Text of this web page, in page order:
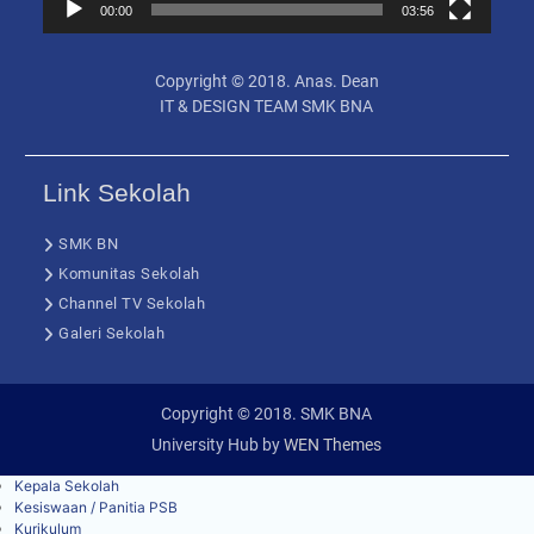
00:00 03:56
Copyright © 2018. Anas. Dean
IT & DESIGN TEAM SMK BNA
Link Sekolah
SMK BN
Komunitas Sekolah
Channel TV Sekolah
Galeri Sekolah
Copyright © 2018. SMK BNA
University Hub byWEN Themes
Kepala Sekolah
Kesiswaan / Panitia PSB
Kurikulum